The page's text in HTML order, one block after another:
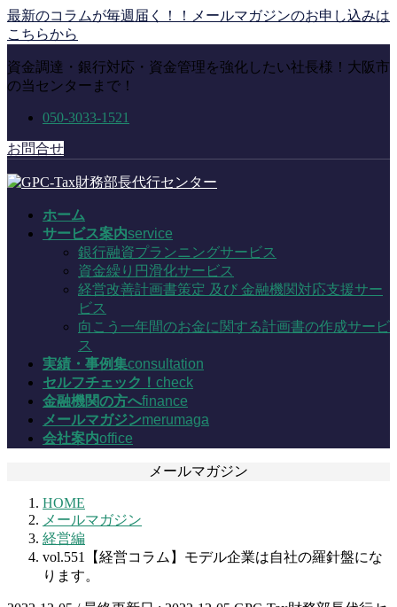
コ
ン
ン
ツ
動
ナ
ビ
ー
シ
に
移
動
最新のコラムが毎週届く！！メールマガジンのお申し込みは
こちらから
資金調達・銀行対応・資金管理を強化したい社長様！大阪市
の当センターまで！
050-3033-1521
お問合せ
ホーム
サービス案内service
銀行融資プランニングサービス
資金繰り円滑化サービス
経営改善計画書策定 及び 金融機関対応支援サー
ビス
向こう一年間のお金に関する計画書の作成サービ
ス
実績・事例集consultation
セルフチェック！ check
金融機関の方へfinance
メールマガジンmerumaga
会社案内office
メールマガジン
HOME
メールマガジン
経営編
vol.551【経営コラム】モデル企業は自社の羅針盤にな
ります。